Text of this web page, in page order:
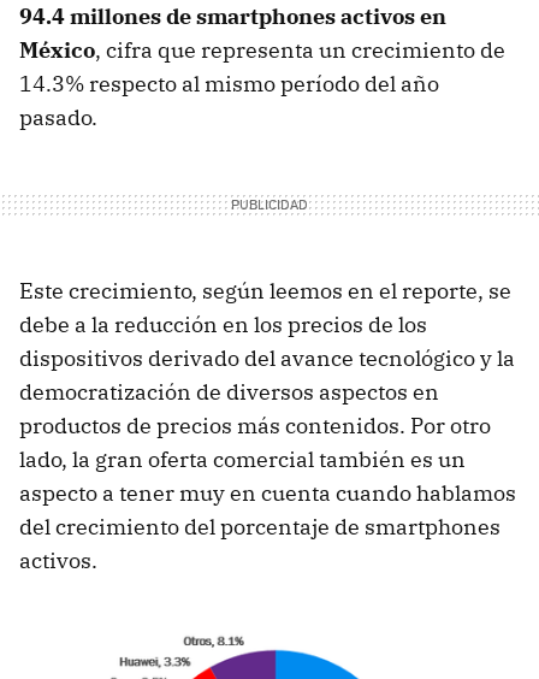
94.4 millones de smartphones activos en
México, cifra que representa un crecimiento de
14.3% respecto al mismo período del año
pasado.
Este crecimiento, según leemos en el reporte, se
debe a la reducción en los precios de los
dispositivos derivado del avance tecnológico y la
democratización de diversos aspectos en
productos de precios más contenidos. Por otro
lado, la gran oferta comercial también es un
aspecto a tener muy en cuenta cuando hablamos
del crecimiento del porcentaje de smartphones
activos.